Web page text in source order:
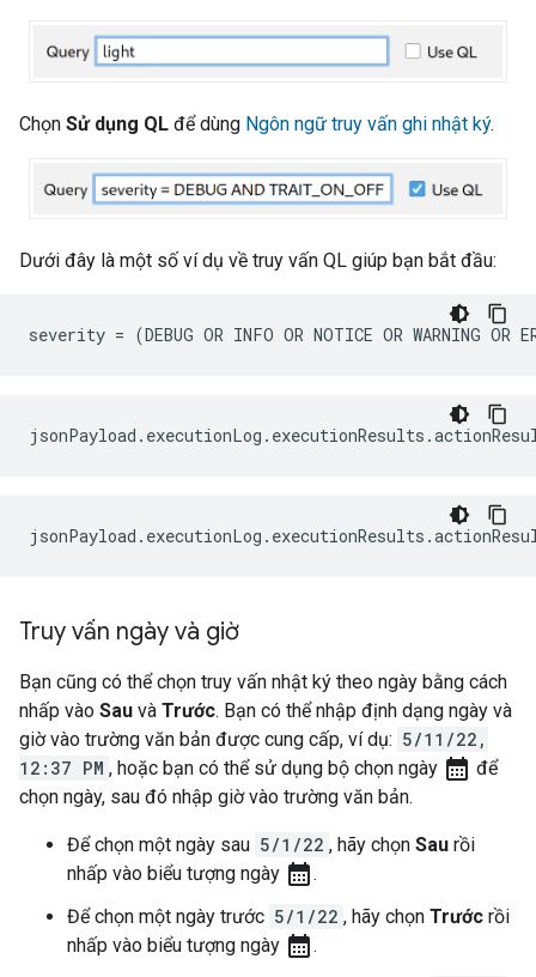
Chọn Sử dụng QL để dùng Ngôn ngữ truy vấn ghi nhật ký.
Dưới đây là một số ví dụ về truy vấn QL giúp bạn bắt đầu:
Truy vấn ngày và giờ
Bạn cũng có thể chọn truy vấn nhật ký theo ngày bằng cách
nhấp vào Sau và Trước. Bạn có thể nhập định dạng ngày và
giờ vào trường văn bản được cung cấp, ví dụ: 5/11/22,
12:37 PM , hoặc bạn có thể sử dụng bộ chọn ngày calendar_month để
chọn ngày, sau đó nhập giờ vào trường văn bản.
Để chọn một ngày sau 5/1/22 , hãy chọn Sau rồi
nhấp vào biểu tượng ngày calendar_month .
Để chọn một ngày trước 5/1/22 , hãy chọn Trước rồi
nhấp vào biểu tượng ngày calendar_month .